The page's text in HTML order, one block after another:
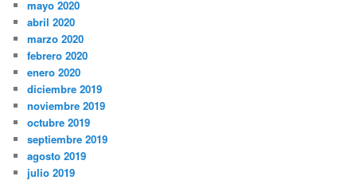
mayo 2020
abril 2020
marzo 2020
febrero 2020
enero 2020
diciembre 2019
noviembre 2019
octubre 2019
septiembre 2019
agosto 2019
julio 2019